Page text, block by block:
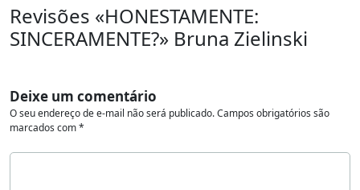
Revisões «HONESTAMENTE:
SINCERAMENTE?» Bruna Zielinski
Deixe um comentário
O seu endereço de e-mail não será publicado.Campos obrigatórios são
marcados com*